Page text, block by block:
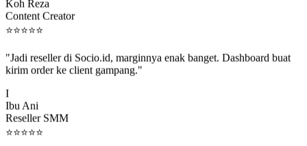
Content Creator
⭐⭐⭐⭐⭐
kirim order ke client gampang."
Ibu Ani
Reseller SMM
⭐⭐⭐⭐⭐